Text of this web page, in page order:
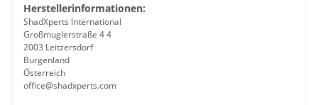
Herstellerinformationen:
ShadXperts International
Großmuglerstraße 4 4
2003 Leitzersdorf
Burgenland
Österreich
office@shadxperts.com